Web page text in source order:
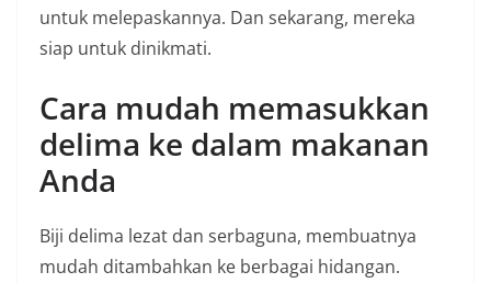
untuk melepaskannya. Dan sekarang, mereka
siap untuk dinikmati.
Cara mudah memasukkan
delima ke dalam makanan
Anda
Biji delima lezat dan serbaguna, membuatnya
mudah ditambahkan ke berbagai hidangan.